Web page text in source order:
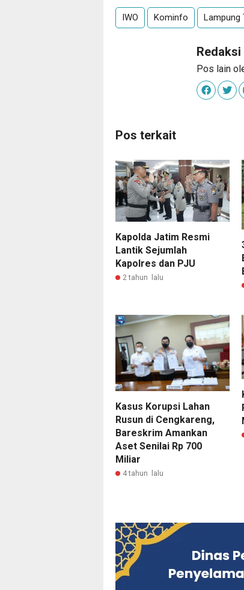
IWO Kominfo Lampung
Redaksi
Pos lain
Pos terkait
Kapolda Jatim Resmi
Lantik Sejumlah
Kapolres dan PJU
2 tahun lalu
Kasus Korupsi Lahan
Rusun di Cengkareng,
Bareskrim Amankan
Aset Senilai Rp 700
Miliar
4 tahun lalu